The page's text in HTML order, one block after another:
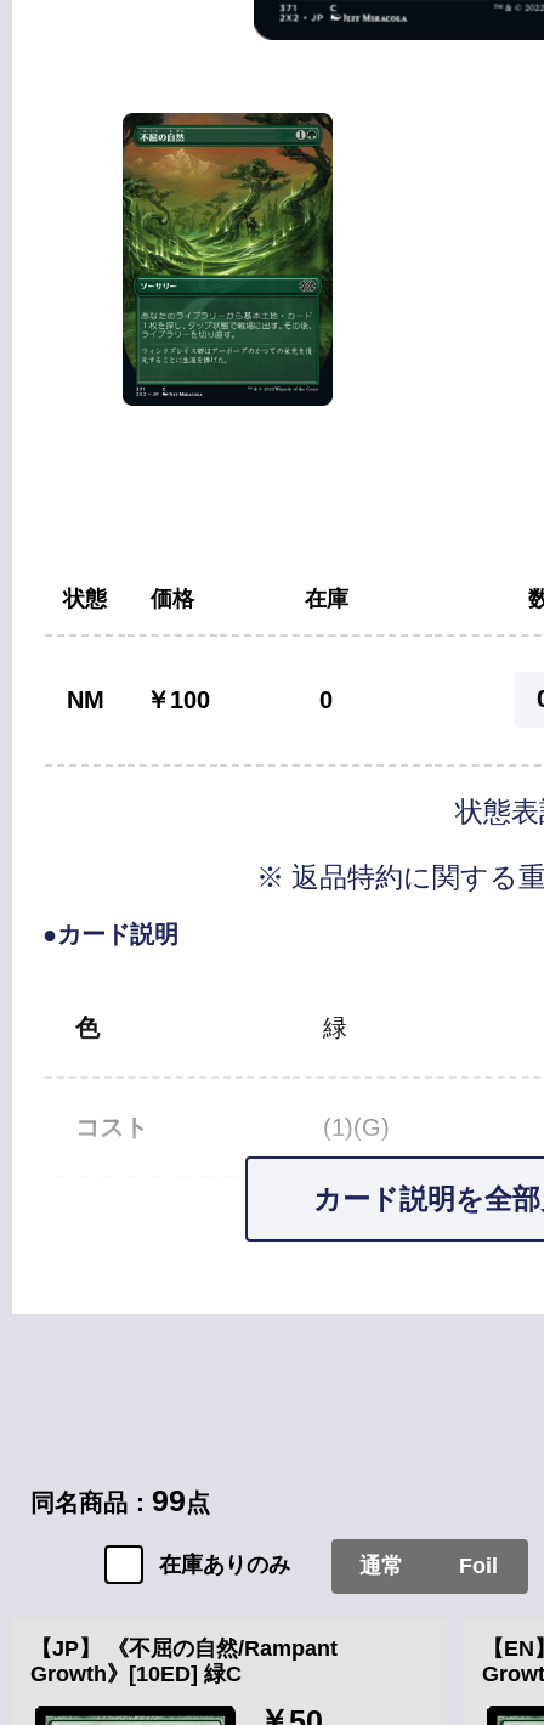
状態 価格 在庫
NM ￥100 0
状態
※ 返品特約に関する
●カード説明
色 緑
コスト (1)(G)
カード説明を全
同名商品：99点
在庫ありのみ 通常 Foil
【JP】 《不屈の自然/Rampant
Growth》[10ED] 緑C
【